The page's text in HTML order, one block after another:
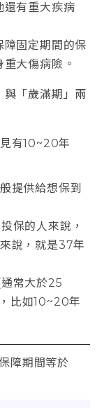
還有重大疾病
障固定期間的保
大傷病險。
與「歲滿期」兩
有10~20年
提供給想保到
保的人來說，
說，就是37年
常大於25
比如10~20年
障期間等於